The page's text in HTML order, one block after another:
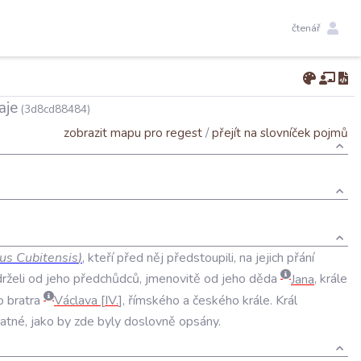
čtenář
(3d8cd88484)
zobrazit mapu pro regest/přejít na slovníček pojmů
Cubitensis), kteřípřed něj předstoupili, na jejich přání
od jeho předchůdců, jmenovitě od jeho děda Jana, krále
bratra Václava IV. , římského a českého krále. Král
, jako by zde bylydoslovně opsány.